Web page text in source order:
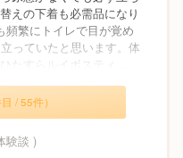
えの下着も必需品になり
頻繁にトイレで目が覚め
っていたと思います。体
たすらルイボスティ...
/ 55件）
験談 )